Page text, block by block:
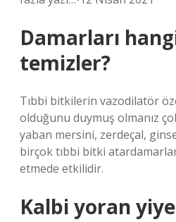
Damarları
temizler?
Tıbbi bitkilerin vazodilatör
olduğunu duymuş olmanız
yaban mersini, zerdeçal,
birçok tıbbi bitki
etmede etkilidir.
Kalbi yoran